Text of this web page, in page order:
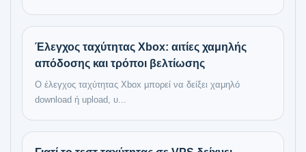
Έλεγχος ταχύτητας Xbox: αιτίες χαμηλής
απόδοσης και τρόποι βελτίωσης
Ο έλεγχος ταχύτητας Xbox μπορεί να δείξει χαμηλό
download ή upload, υ...